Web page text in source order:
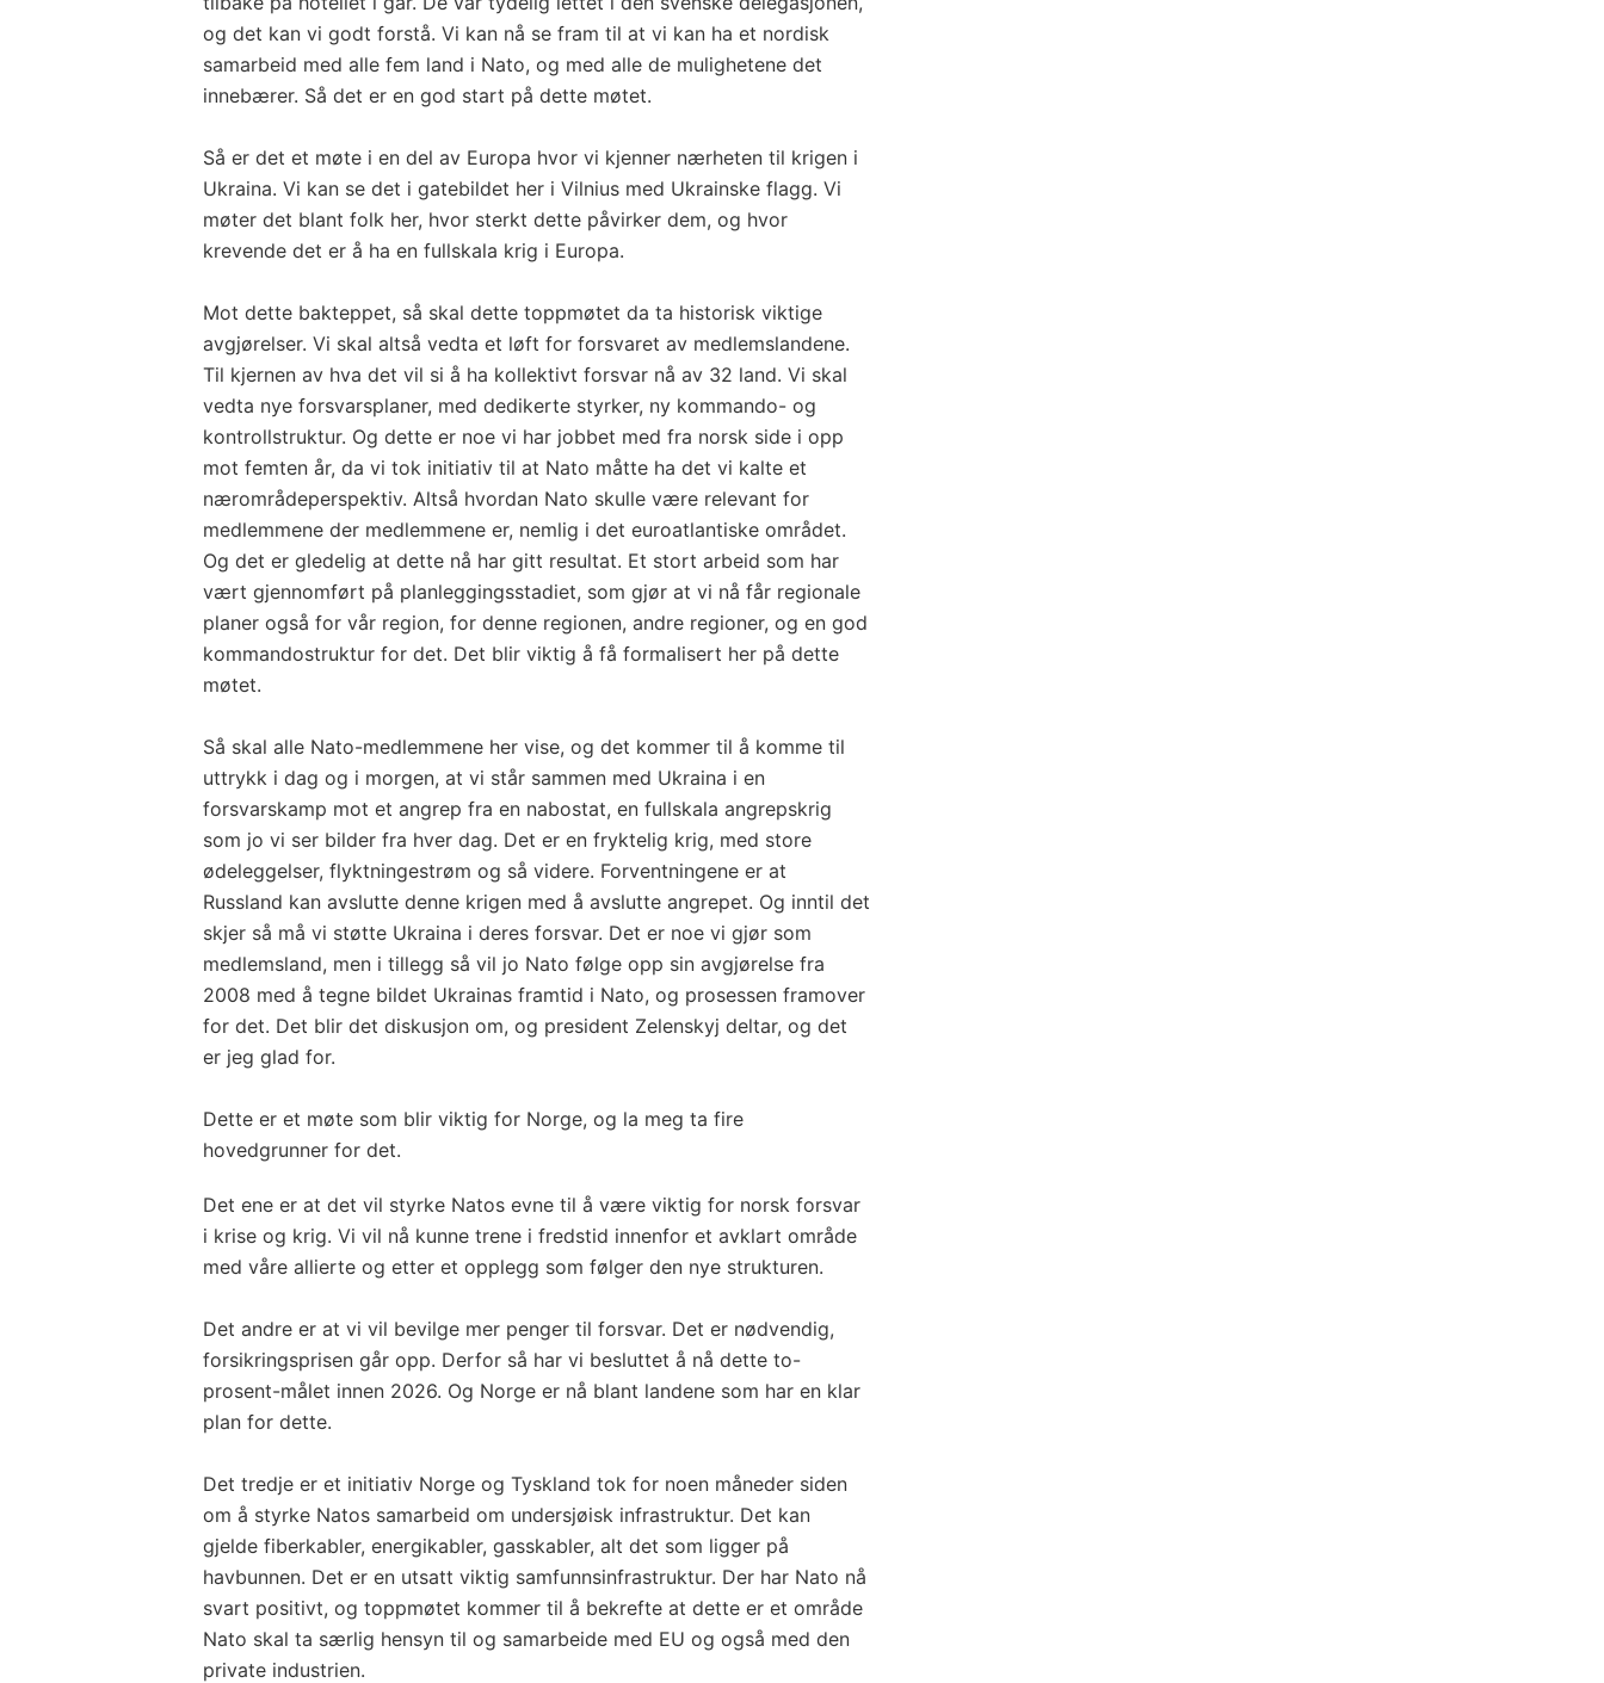
og det kan vi godt forstå. Vi kan nå se fram til at vi kan ha et nordisk
samarbeid med alle fem land i Nato, og med alle de mulighetene det
innebærer. Så det er en god start på dette møtet.
Så er det et møte i en del av Europa hvor vi kjenner nærheten til krigen i
Ukraina. Vi kan se det i gatebildet her i Vilnius med Ukrainske flagg. Vi
møter det blant folk her, hvor sterkt dette påvirker dem, og hvor
krevende det er å ha en fullskala krig i Europa.
Mot dette bakteppet, så skal dette toppmøtet da ta historisk viktige
avgjørelser. Vi skal altså vedta et løft for forsvaret av medlemslandene.
Til kjernen av hva det vil si å ha kollektivt forsvar nå av 32 land. Vi skal
vedta nye forsvarsplaner, med dedikerte styrker, ny kommando- og
kontrollstruktur. Og dette er noe vi har jobbet med fra norsk side i opp
mot femten år, da vi tok initiativ til at Nato måtte ha det vi kalte et
nærområdeperspektiv. Altså hvordan Nato skulle være relevant for
medlemmene der medlemmene er, nemlig i det euroatlantiske området.
Og det er gledelig at dette nå har gitt resultat. Et stort arbeid som har
vært gjennomført på planleggingsstadiet, som gjør at vi nå får regionale
planer også for vår region, for denne regionen, andre regioner, og en god
kommandostruktur for det. Det blir viktig å få formalisert her på dette
møtet.
Så skal alle Nato-medlemmene her vise, og det kommer til å komme til
uttrykk i dag og i morgen, at vi står sammen med Ukraina i en
forsvarskamp mot et angrep fra en nabostat, en fullskala angrepskrig
som jo vi ser bilder fra hver dag. Det er en fryktelig krig, med store
ødeleggelser, flyktningestrøm og så videre. Forventningene er at
Russland kan avslutte denne krigen med å avslutte angrepet. Og inntil det
skjer så må vi støtte Ukraina i deres forsvar. Det er noe vi gjør som
medlemsland, men i tillegg så vil jo Nato følge opp sin avgjørelse fra
2008 med å tegne bildet Ukrainas framtid i Nato, og prosessen framover
for det. Det blir det diskusjon om, og president Zelenskyj deltar, og det
er jeg glad for.
Dette er et møte som blir viktig for Norge, og la meg ta fire
hovedgrunner for det.
Det ene er at det vil styrke Natos evne til å være viktig for norsk forsvar
i krise og krig. Vi vil nå kunne trene i fredstid innenfor et avklart område
med våre allierte og etter et opplegg som følger den nye strukturen.
Det andre er at vi vil bevilge mer penger til forsvar. Det er nødvendig,
forsikringsprisen går opp. Derfor så har vi besluttet å nå dette to-
prosent-målet innen 2026. Og Norge er nå blant landene som har en klar
plan for dette.
Det tredje er et initiativ Norge og Tyskland tok for noen måneder siden
om å styrke Natos samarbeid om undersjøisk infrastruktur. Det kan
gjelde fiberkabler, energikabler, gasskabler, alt det som ligger på
havbunnen. Det er en utsatt viktig samfunnsinfrastruktur. Der har Nato nå
svart positivt, og toppmøtet kommer til å bekrefte at dette er et område
Nato skal ta særlig hensyn til og samarbeide med EU og også med den
private industrien.